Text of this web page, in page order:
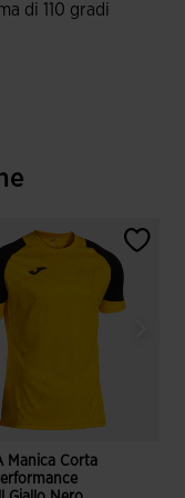
di 110 gradi
Manica Corta